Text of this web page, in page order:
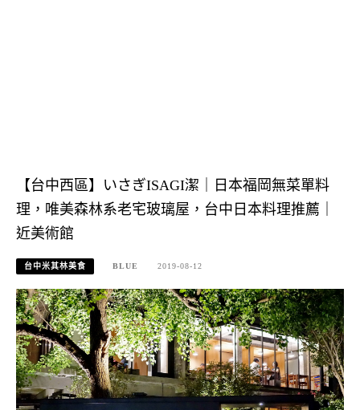
【台中西區】いさぎISAGI潔｜日本福岡無菜單料
理，唯美森林系老宅玻璃屋，台中日本料理推薦｜
近美術館
台中米其林美食 BLUE 2019-08-12